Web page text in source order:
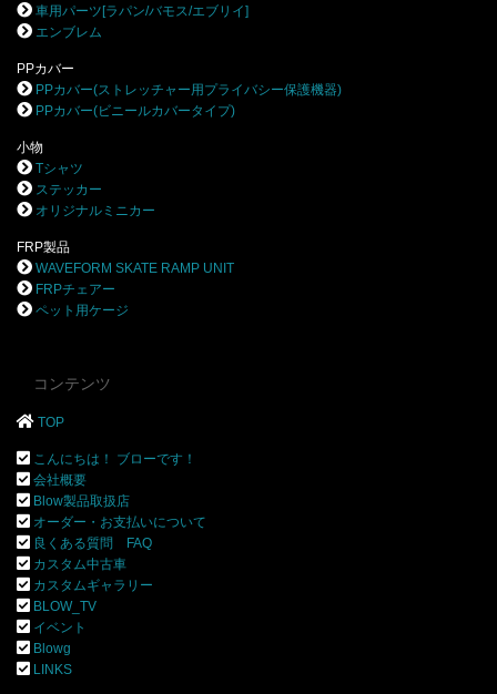
車用パーツ[ラパン/バモス/エブリイ]
エンブレム
PPカバー
PPカバー(ストレッチャー用プライバシー保護機器)
PPカバー(ビニールカバータイプ)
小物
Tシャツ
ステッカー
オリジナルミニカー
FRP製品
WAVEFORM SKATE RAMP UNIT
FRPチェアー
ペット用ケージ
コンテンツ
TOP
こんにちは！ ブローです！
会社概要
Blow製品取扱店
オーダー・お支払いについて
良くある質問 FAQ
カスタム中古車
カスタムギャラリー
BLOW_TV
イベント
Blowg
LINKS